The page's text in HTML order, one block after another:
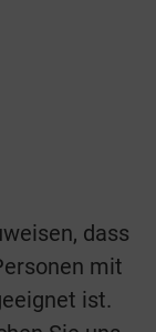
dass
mit
ist.